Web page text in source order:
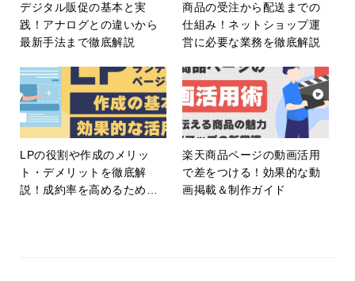
デジタル販促の基本と実
践！アナログとの違いから
最新手法まで徹底解説
商品の受注から配送までの
仕組み！ネットショップ運
営に必要な業務を徹底解説
LPの役割や作成のメリッ
ト・デメリットを徹底解
説！成約率を高めるための
楽天商品ページの動画活用
で差をつける！効果的な動
画掲載＆制作ガイド